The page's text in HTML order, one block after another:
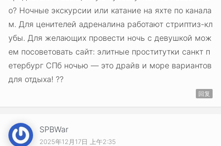
о? Ночные экскурсии или катание на яхте по канала
м. Для ценителей адреналина работают стриптиз-кл
убы. Для желающих провести ночь с девушкой мож
ем посоветовать сайт: элитные проститутки санкт п
етербург СПб ночью — это драйв и море вариантов
для отдыха! ??
回复
SPBWar
2025年12月17日 上午2:35